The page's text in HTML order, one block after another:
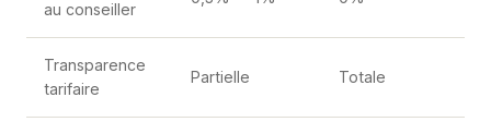
au conseiller
Transparence
tarifaire
Partielle Totale